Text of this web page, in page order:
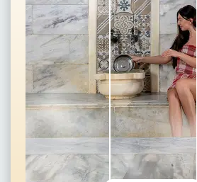
Umgebung.